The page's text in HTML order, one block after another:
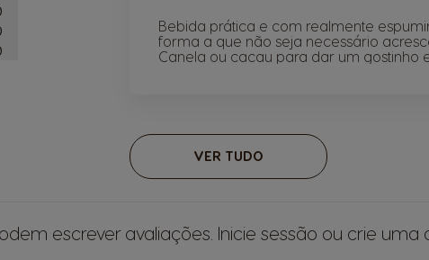
Bebida prática e com realmente
forma a que não seja necessário
Canela ou cacau para dar um gostinho
VER TUDO
escrever avaliações. Inicie sessão ou crie uma